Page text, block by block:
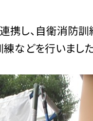
し、自衛消防訓
などを行いました